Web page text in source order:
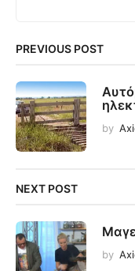
PREVIOUS POST
by
NEXT POST
by